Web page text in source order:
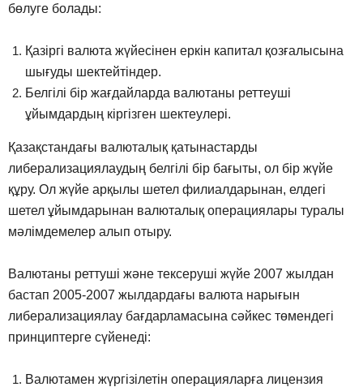
бөлуге болады:
Қазіргі валюта жүйесінен еркін капитал қозғалысына
шығуды шектейтіндер.
Белгілі бір жағдайларда валютаны реттеуші
ұйымдардың кіргізген шектеулері.
Қазақстандағы валюталық қатынастарды
либерализациялаудың белгілі бір бағыты, ол бір жүйе
құру. Ол жүйе арқылы шетел филиалдарынан, елдегі
шетел ұйымдарынан валюталық операциялары туралы
мәлімдемелер алып отыру.
Валютаны реттуші және тексеруші жүйе 2007 жылдан
бастап 2005-2007 жылдардағы валюта нарығын
либерализациялау бағдарламасына сәйкес төмендегі
принциптерге сүйенеді:
Валютамен жүргізілетін операцияларға лицензия